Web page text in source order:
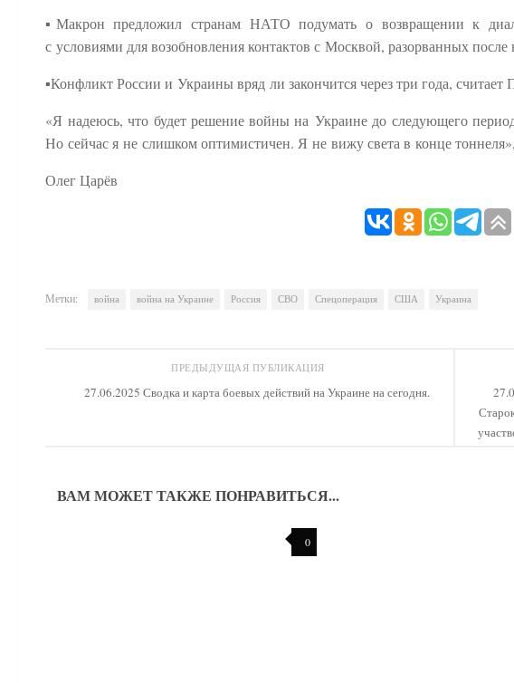
▪️Макрон предложил странам НАТО подумать о возвращении к
с условиями для возобновления контактов с Москвой, разорванных
▪️Конфликт России и Украины вряд ли закончится через три года,
«Я надеюсь, что будет решение войны на Украине до следующего
Но сейчас я не слишком оптимистичен. Я не вижу света в конце
Олег Царёв
Метки: война война на Украине Россия СВО Спецоперация США Украина
ПРЕДЫДУЩАЯ ПУБЛИКАЦИЯ
27.06.2025 Сводка и карта боевых действий на Украине на сегодня.
ВАМ МОЖЕТ ТАКЖЕ ПОНРАВИТЬСЯ...
0